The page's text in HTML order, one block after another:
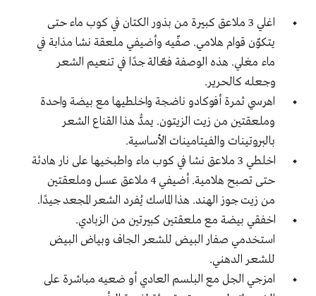
اغلي 3 ملاعق كبيرة من بذور الكتان في كوب ماء حتى
يتكوّن قوام هلامي. صفّيه وأضيفي ملعقة نشا مذابة في
ماء مغلي. هذه الوصفة فعّالة جدًا في تنعيم الشعر
وجعله كالحرير.
اهرسي ثمرة أفوكادو ناضجة واخلطيها مع بيضة واحدة
وملعقتين من زيت الزيتون. يمدُّ هذا القناع الشعر
بالبروتينات والفيتامينات الأساسية.
اخلطي 3 ملاعق نشا في كوب ماء واطبخيها على نار هادئة
حتى تصبح هلامية. أضيفي 4 ملاعق عسل وملعقتين
من زيت جوز الهند. هذا الماسك يُفرد الشعر المجعد جيدًا.
اخفقي بيضة مع ملعقتين كبيرتين من الزبادي.
استخدمي صفار البيض للشعر الجاف وبياض البيض
للشعر الدهني.
امزجي الجل مع البلسم العادي أو ضعيه مباشرة على